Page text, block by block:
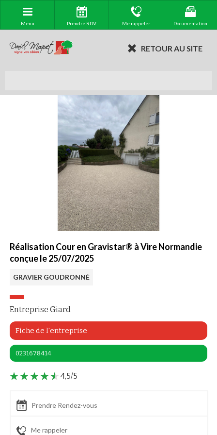
Menu Prendre RDV Me rappeler Documentation
RETOUR AU SITE
Réalisation Cour en Gravistar® à Vire Normandie
conçue le 25/07/2025
GRAVIER GOUDRONNÉ
Entreprise Giard
Fiche de l'entreprise
0231678414
4,5/5
Prendre Rendez-vous
Me rappeler